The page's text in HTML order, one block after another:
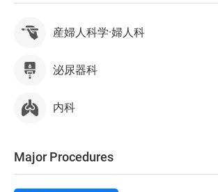
産婦人科学·婦人科
泌尿器科
内科
Major Procedures